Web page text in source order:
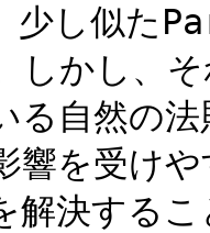
少し似た
しかし、
る自然の
響を受け
解決する